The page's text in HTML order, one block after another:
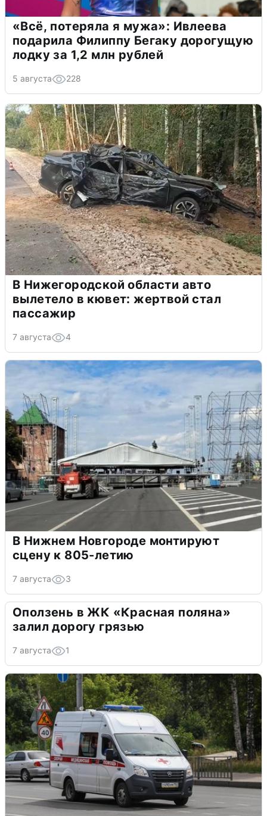
«Всё, потеряла я мужа»: Ивлеева
подарила Филиппу Бегаку дорогущую
лодку за 1,2 млн рублей
5 августа 228
В Нижегородской области авто
вылетело в кювет: жертвой стал
пассажир
7 августа 4
В Нижнем Новгороде монтируют
сцену к 805-летию
7 августа 3
Оползень в ЖК «Красная поляна»
залил дорогу грязью
7 августа 1